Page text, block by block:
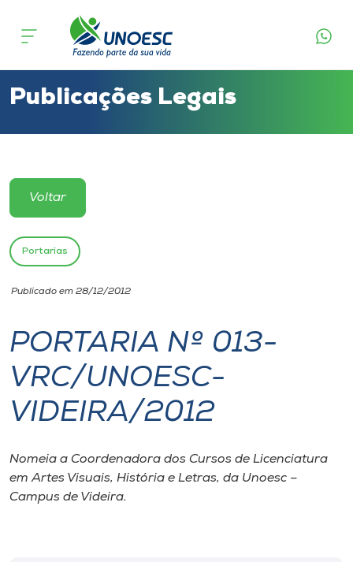
Cursos
Atendimento ao Estudante
Portal de Ensino
Unoesc
Internacionalização
I.nova
Cultura
Publicações Legais
Voltar
Portarias
Publicado em 28/12/2012
PORTARIA Nº 013-
VRC/UNOESC-
VIDEIRA/2012
Nomeia a Coordenadora dos Cursos de Licenciatura
em Artes Visuais, História e Letras, da Unoesc –
Campus de Videira.